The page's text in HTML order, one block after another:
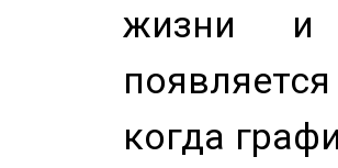
жизни и
когда